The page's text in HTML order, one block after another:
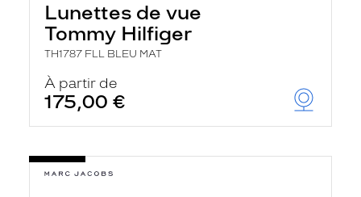
Lunettes de vue
Tommy Hilfiger
TH1787 FLL BLEU MAT
À partir de
175,00 €